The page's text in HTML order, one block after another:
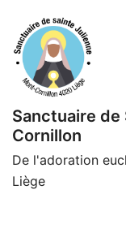
content
Sanctuaire
Cornillon
De l'adoration
Liège